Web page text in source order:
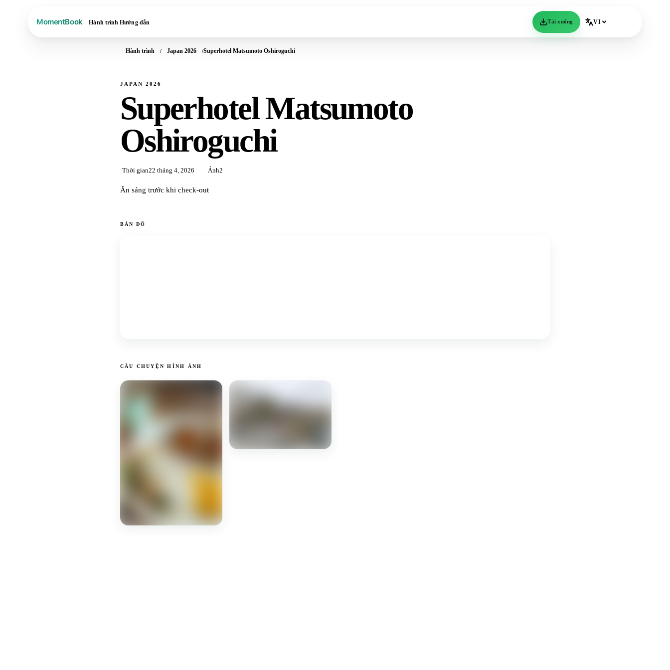
Hành trình Hướng dẫn Tải xuống VI
Hành trình Japan 2026 Superhotel Matsumoto Oshiroguchi
JAPAN 2026
Superhotel Matsumoto
Oshiroguchi
Thời gian22 tháng 4, 2026 Ảnh2
Ăn sáng trước khi check-out
BẢN ĐỒ
CÂU CHUYỆN HÌNH ẢNH